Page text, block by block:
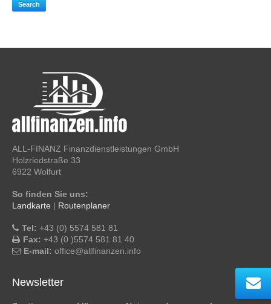
Search
ALL-FINANZ Finanzdienstleistungen GmbH
Holzriedstraße 33
6922 Wolfurt
So finden Sie uns:
Landkarte | Routenplaner
Tel: +43 (0) 5574 581 81
Fax: +43 (0 )5574 581 81 40
E-mail: office@allfinanzen.info
Newsletter